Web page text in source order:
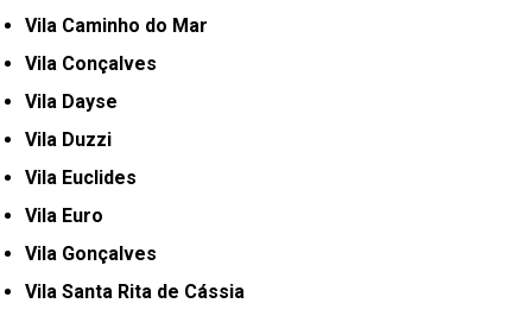
Vila Caminho do Mar
Vila Conçalves
Vila Dayse
Vila Duzzi
Vila Euclides
Vila Euro
Vila Gonçalves
Vila Santa Rita de Cássia